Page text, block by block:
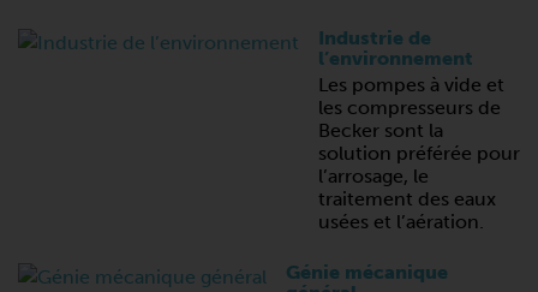
Industrie de
l’environnement
Les pompes à vide et
les compresseurs de
Becker sont la
solution préférée pour
l’arrosage, le
traitement des eaux
usées et l’aération.
Génie mécanique